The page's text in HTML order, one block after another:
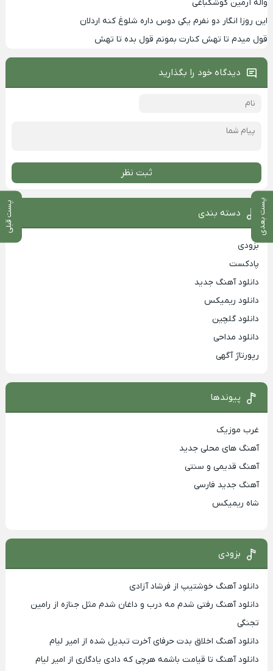
پست بعدی پست قبلی
واله آرمین کوشکباغی
این روزا انگار دو نفرم یکی دوس داره شلوغ کنه اردلان
قول میدم تا تهش کنارت بمونم قول بده تا تهش
دیدگاه خود را بگذارید
ثبت نظر
دسته بندی
بزودی
پادکست
دانلود آهنگ جدید
دانلود ریمیکس
دانلود گلچین
دانلود مداحی
رپورتاژ آگهی
پیوندها
غرب موزیک
آهنگ های محلی جدید
آهنگ قدیمی و سنتی
آهنگ جدید فارسی
شاه ریمیکس
بزودی
دانلود آهنگ خوشتیپ از فرشاد آزادی
دانلود آهنگ رفتی شدم مه درب و داغان شدم مثل جنازه از رامین
تجنگی
دانلود آهنگ اخلاق بدت حرفای آخرت تبدیل شده از امیر لیام
دانلود آهنگ تا قیامت باشمه هرچی که دادی یادگاری از امیر لیام